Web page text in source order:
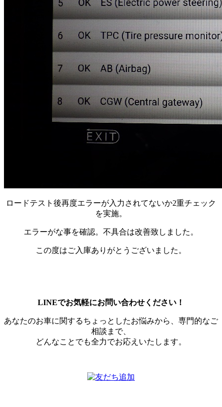
ロードテスト後再度エラーが入力されてないか2重チェック
を実施。
エラーがな事を確認。不具合は改善致しました。
この度はご入庫ありがとうございました。
LINEでお気軽にお問い合わせください！
あなたのお車に関するちょっとしたお悩みから、専門的なご
相談まで、
どんなことでも全力でお応えいたします。